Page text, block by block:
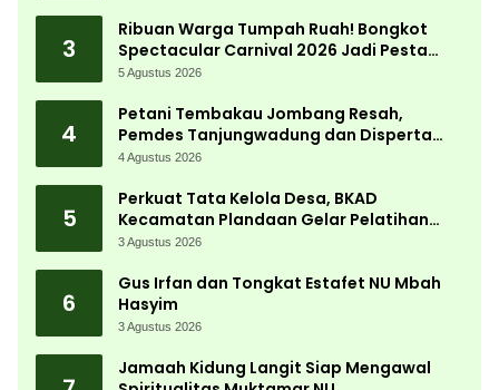
3
Ribuan Warga Tumpah Ruah! Bongkot
Spectacular Carnival 2026 Jadi Pesta
Kemerdekaan Terbesar di Peterongan
5 Agustus 2026
4
Petani Tembakau Jombang Resah,
Pemdes Tanjungwadung dan Disperta
Bergerak Cepat
4 Agustus 2026
5
Perkuat Tata Kelola Desa, BKAD
Kecamatan Plandaan Gelar Pelatihan
Aparatur Pemdes
3 Agustus 2026
6
Gus Irfan dan Tongkat Estafet NU Mbah
Hasyim
3 Agustus 2026
Jamaah Kidung Langit Siap Mengawal